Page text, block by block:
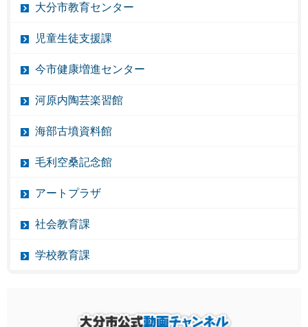
大分市教育センター
児童生徒支援課
今市健康増進センター
河原内陶芸楽習館
海部古墳資料館
毛利空桑記念館
アートプラザ
社会教育課
学校教育課